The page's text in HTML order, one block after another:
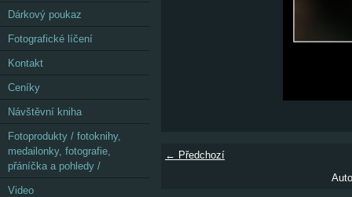
← Předchozí
Dárkový poukaz
Fotografické líčení
Kontakt
Ceníky
Návštěvní kniha
Fotoprodukty / fotoknihy,
medailonky, fotografie,
přáníčka a pohledy /
Video